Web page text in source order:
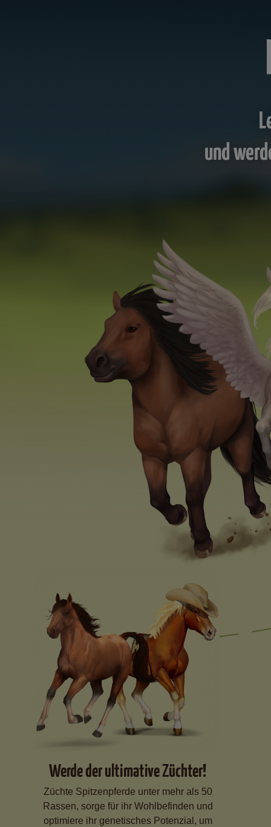
und
Werde der ultimative Züchter!
Züchte Spitzenpferde unter mehr als 50
Rassen, sorge für ihr Wohlbefinden und
optimiere ihr genetisches Potenzial, um